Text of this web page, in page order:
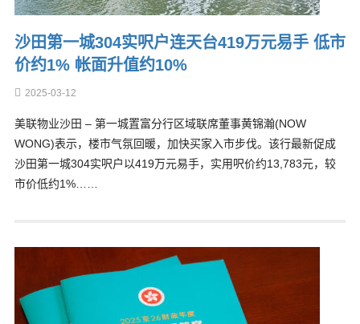
沙田第一城304实呎户连天台419万元易手 低市
价约1% 帐面升值约10%
2025-03-12
美联物业沙田 – 第一城置富分行区域联席董事黄锦瀚(NOW
WONG)表示，楼市气氛回暖，加快买家入市步伐。该行最新促成
沙田第一城304实呎户以419万元易手，实用呎价约13,783元，较
市价低约1%……